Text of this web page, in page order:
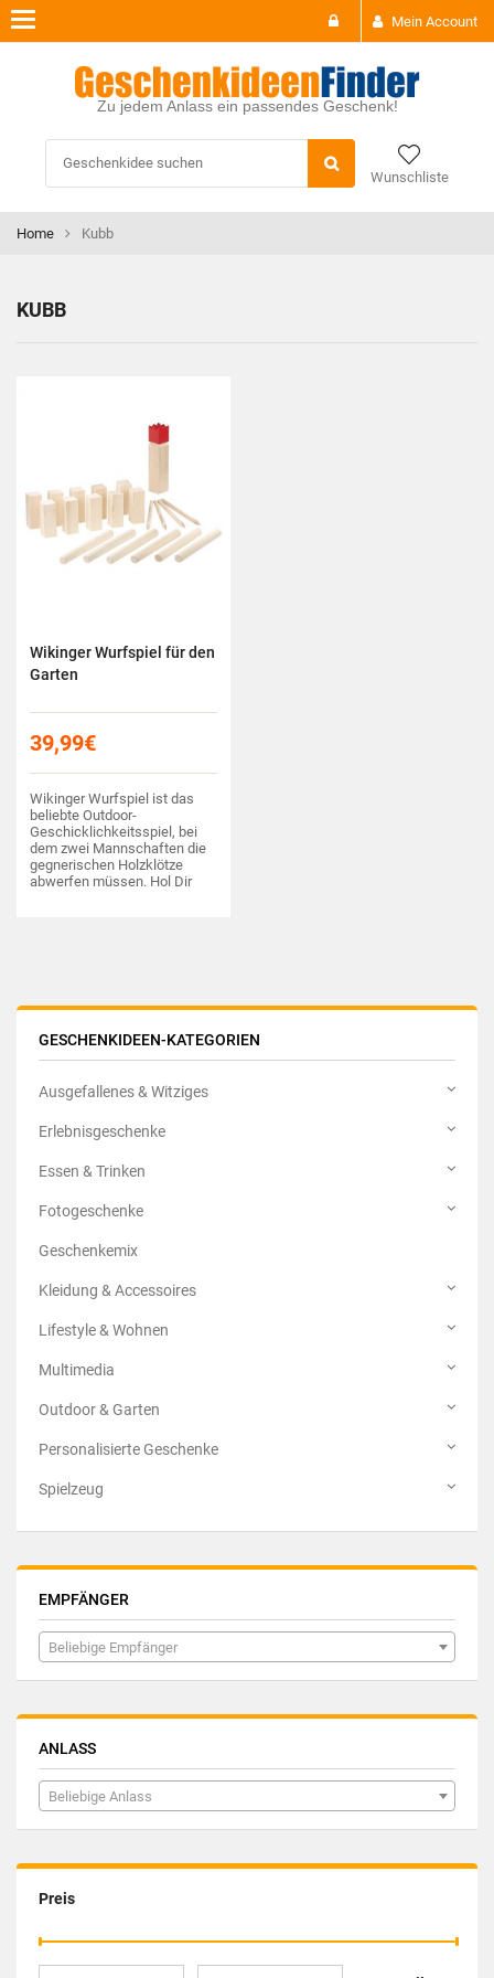
Mein Account
Zu jedem Anlass ein passendes Geschenk!
Wunschliste
Toggle
navigation
Home Kubb
GESCHENKIDEEN-KATEGORIEN
Ausgefallenes & Witziges
Erlebnisgeschenke
Essen & Trinken
Fotogeschenke
Geschenkemix
Kleidung & Accessoires
Lifestyle & Wohnen
Multimedia
Outdoor & Garten
Personalisierte Geschenke
Spielzeug
EMPFÄNGER
Beliebige Empfänger
ANLASS
Beliebige Anlass
Preis
KUBB
Wikinger Wurfspiel für den
Garten
39,99€
Wikinger Wurfspiel ist das
beliebte Outdoor-
Geschicklichkeitsspiel, bei
dem zwei Mannschaften die
gegnerischen Holzklötze
abwerfen müssen. Hol Dir